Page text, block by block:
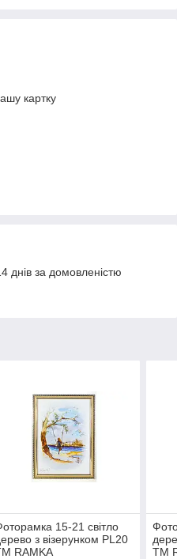
картку
днів за домовленістю
15-21 світло
з візерунком PL20
RAMKA
ТМ